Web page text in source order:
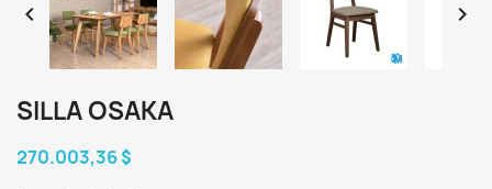
 
SILLA OSAKA
270.003,36 $